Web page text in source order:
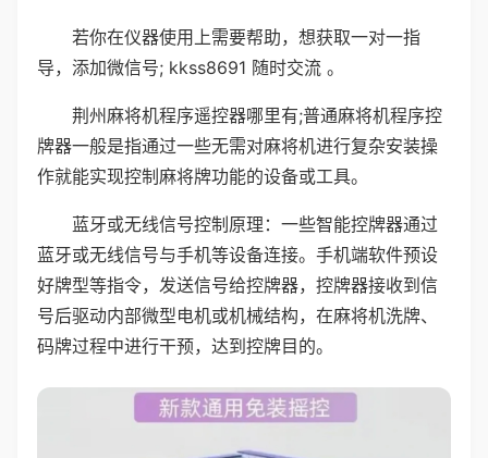
若你在仪器使用上需要帮助，想获取一对一指
导，添加微信号; kkss8691 随时交流 。
荆州麻将机程序遥控器哪里有;普通麻将机程序控
牌器一般是指通过一些无需对麻将机进行复杂安装操
作就能实现控制麻将牌功能的设备或工具。
蓝牙或无线信号控制原理：一些智能控牌器通过
蓝牙或无线信号与手机等设备连接。手机端软件预设
好牌型等指令，发送信号给控牌器，控牌器接收到信
号后驱动内部微型电机或机械结构，在麻将机洗牌、
码牌过程中进行干预，达到控牌目的。